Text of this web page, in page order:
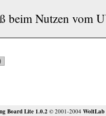
beim Nutzen vom
Board Lite 1.0.2 © 2001-2004 WoltLab